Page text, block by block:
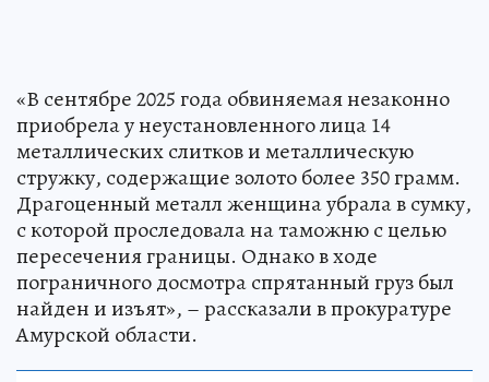
«В сентябре 2025 года обвиняемая незаконно
приобрела у неустановленного лица 14
металлических слитков и металлическую
стружку, содержащие золото более 350 грамм.
Драгоценный металл женщина убрала в сумку,
с которой проследовала на таможню с целью
пересечения границы. Однако в ходе
пограничного досмотра спрятанный груз был
найден и изъят», – рассказали в прокуратуре
Амурской области.